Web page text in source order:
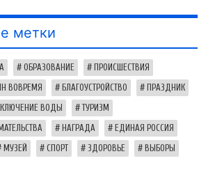
метки
ОБРАЗОВАНИЕ ПРОИСШЕСТВИЯ
ВОВРЕМЯ БЛАГОУСТРОЙСТВО ПРАЗДНИК
ВОДЫ ТУРИЗМ
НАГРАДА ЕДИНАЯ РОССИЯ
МУЗЕЙ СПОРТ ЗДОРОВЬЕ ВЫБОРЫ